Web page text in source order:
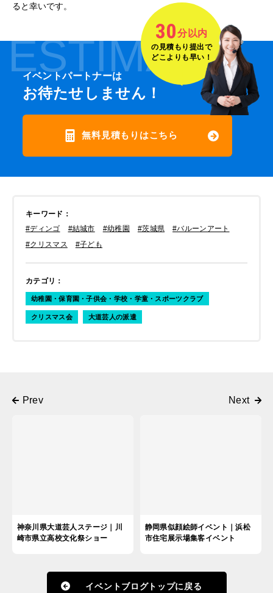
ると幸いです。
ESTIMATE
イベントパートナーは
お待たせしません！
無料見積もりはこちら
30分以内
の見積もり提出で
どこよりも早い！
キーワード ：
#ディンゴ
#結城市 #幼稚園 #茨城県
#バルーンアート
#クリスマス
#子ども
カテゴリ ：
幼稚園・保育園・子供会・学校・学童・スポーツクラブ
クリスマス会 大道芸人の派遣
神奈川県大道芸人ステージ｜川
崎市県立高校文化祭ショー
静岡県似顔絵師イベント｜浜松
市住宅展示場集客イベント
イベントブログトップに戻る